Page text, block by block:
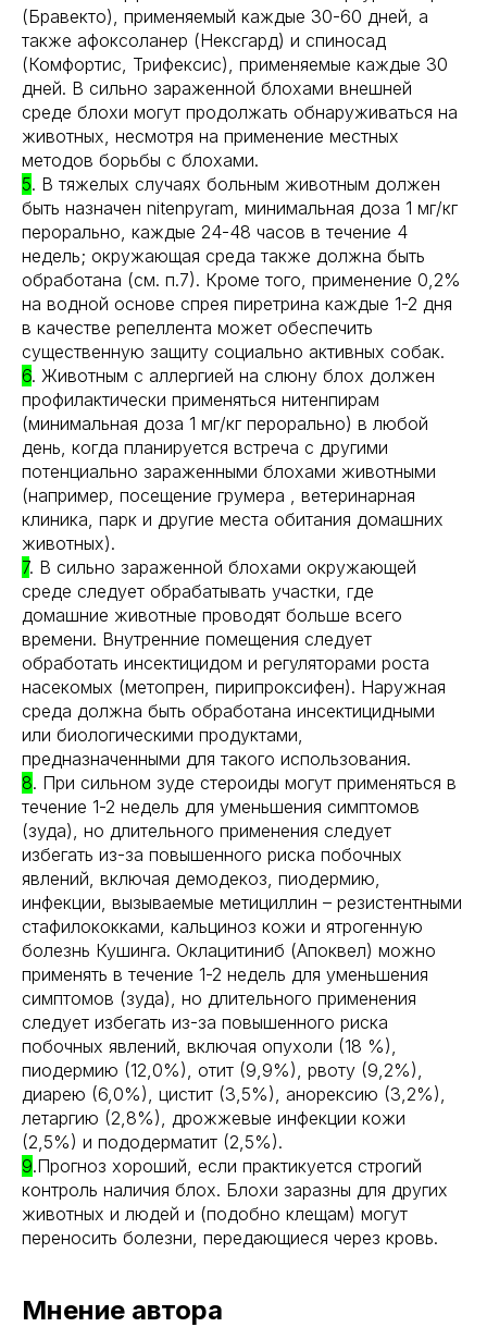
(Бравекто), применяемый каждые 30-60 дней, а
также афоксоланер (Нексгард) и спиносад
(Комфортис, Трифексис), применяемые каждые 30
дней. В сильно зараженной блохами внешней
среде блохи могут продолжать обнаруживаться на
животных, несмотря на применение местных
методов борьбы с блохами.
5. В тяжелых случаях больным животным должен
быть назначен nitenpyram, минимальная доза 1 мг/кг
перорально, каждые 24-48 часов в течение 4
недель; окружающая среда также должна быть
обработана (см. п.7). Кроме того, применение 0,2%
на водной основе спрея пиретрина каждые 1-2 дня
в качестве репеллента может обеспечить
существенную защиту социально активных собак.
6. Животным с аллергией на слюну блох должен
профилактически применяться нитенпирам
(минимальная доза 1 мг/кг перорально) в любой
день, когда планируется встреча с другими
потенциально зараженными блохами животными
(например, посещение грумера , ветеринарная
клиника, парк и другие места обитания домашних
животных).
7. В сильно зараженной блохами окружающей
среде следует обрабатывать участки, где
домашние животные проводят больше всего
времени. Внутренние помещения следует
обработать инсектицидом и регуляторами роста
насекомых (метопрен, пирипроксифен). Наружная
среда должна быть обработана инсектицидными
или биологическими продуктами,
предназначенными для такого использования.
8. При сильном зуде стероиды могут применяться в
течение 1-2 недель для уменьшения симптомов
(зуда), но длительного применения следует
избегать из-за повышенного риска побочных
явлений, включая демодекоз, пиодермию,
инфекции, вызываемые метициллин – резистентными
стафилококками, кальциноз кожи и ятрогенную
болезнь Кушинга. Оклацитиниб (Апоквел) можно
применять в течение 1-2 недель для уменьшения
симптомов (зуда), но длительного применения
следует избегать из-за повышенного риска
побочных явлений, включая опухоли (18 %),
пиодермию (12,0%), отит (9,9%), рвоту (9,2%),
диарею (6,0%), цистит (3,5%), анорексию (3,2%),
летаргию (2,8%), дрожжевые инфекции кожи
(2,5%) и пододерматит (2,5%).
9.Прогноз хороший, если практикуется строгий
контроль наличия блох. Блохи заразны для других
животных и людей и (подобно клещам) могут
переносить болезни, передающиеся через кровь.
Мнение автора